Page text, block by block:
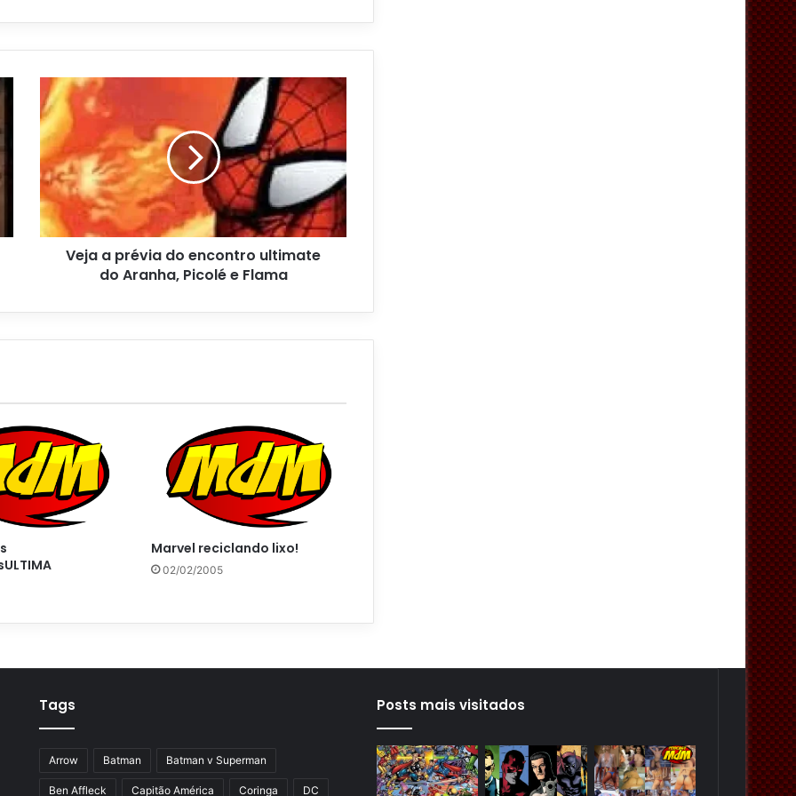
Veja a prévia do encontro ultimate
do Aranha, Picolé e Flama
Marvel reciclando lixo!
02/02/2005
Tags
Arrow Batman Batman v Superman
Ben Affleck Capitão América Coringa DC
Posts mais visitados